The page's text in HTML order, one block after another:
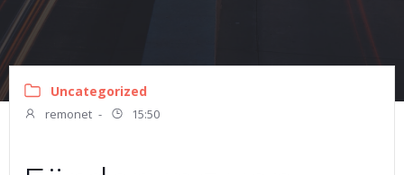
Uncategorized
remonet - 15:50